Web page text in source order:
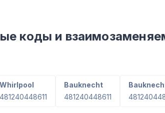
коды и
Whirlpool
481240448611
Bauknecht
481240448611